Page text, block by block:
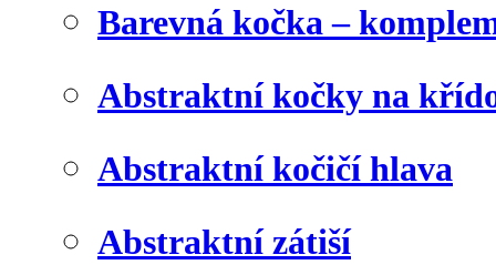
Barevná kočka –
Abstraktní kočky na
Abstraktní kočičí hlava
Abstraktní zátiší